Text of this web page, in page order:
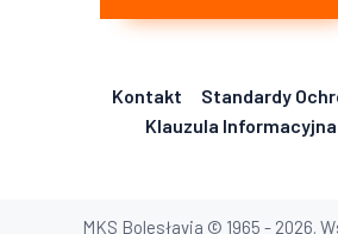
Kontakt
Standardy
Klauzula Informacyjna
MKS Bolesłavia © 1965 - 2026.